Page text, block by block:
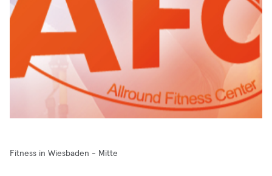
Fitness in Wiesbaden - Mitte